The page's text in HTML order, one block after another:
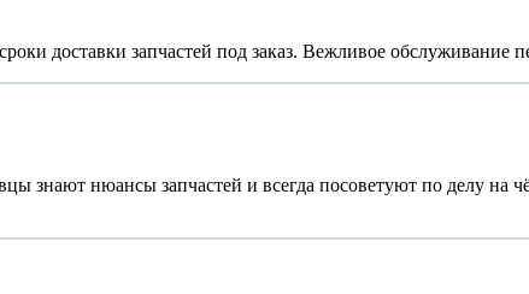
доставки запчастей под заказ. Вежливое обслуживание
знают нюансы запчастей и всегда посоветуют по делу на